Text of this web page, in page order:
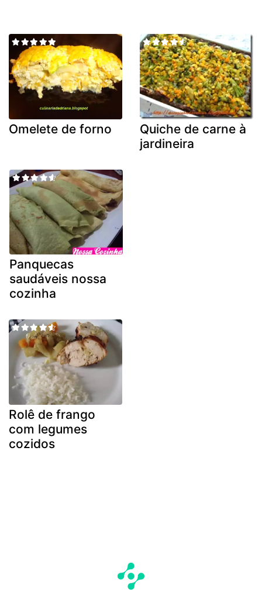
Omelete de forno
Quiche de carne à
jardineira
Panquecas
saudáveis nossa
cozinha
Rolê de frango
com legumes
cozidos